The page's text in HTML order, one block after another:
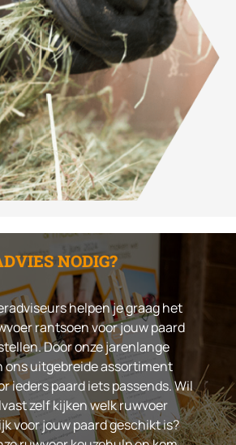
NODIG?
helpen je graag het
rantsoen voor jouw paard
Door onze jarenlange
ons uitgebreide assortiment
ieders paard iets passends. Wil
zelf kijken welk ruwvoer
voor jouw paard geschikt is?